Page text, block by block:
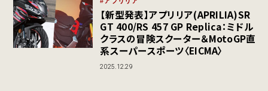
【新型発表】アプリリア(APRILIA)SR
GT 400/RS 457 GP Replica：ミドル
クラスの冒険スクーター＆MotoGP直
系スーパースポーツ〈EICMA〉
2025.12.29